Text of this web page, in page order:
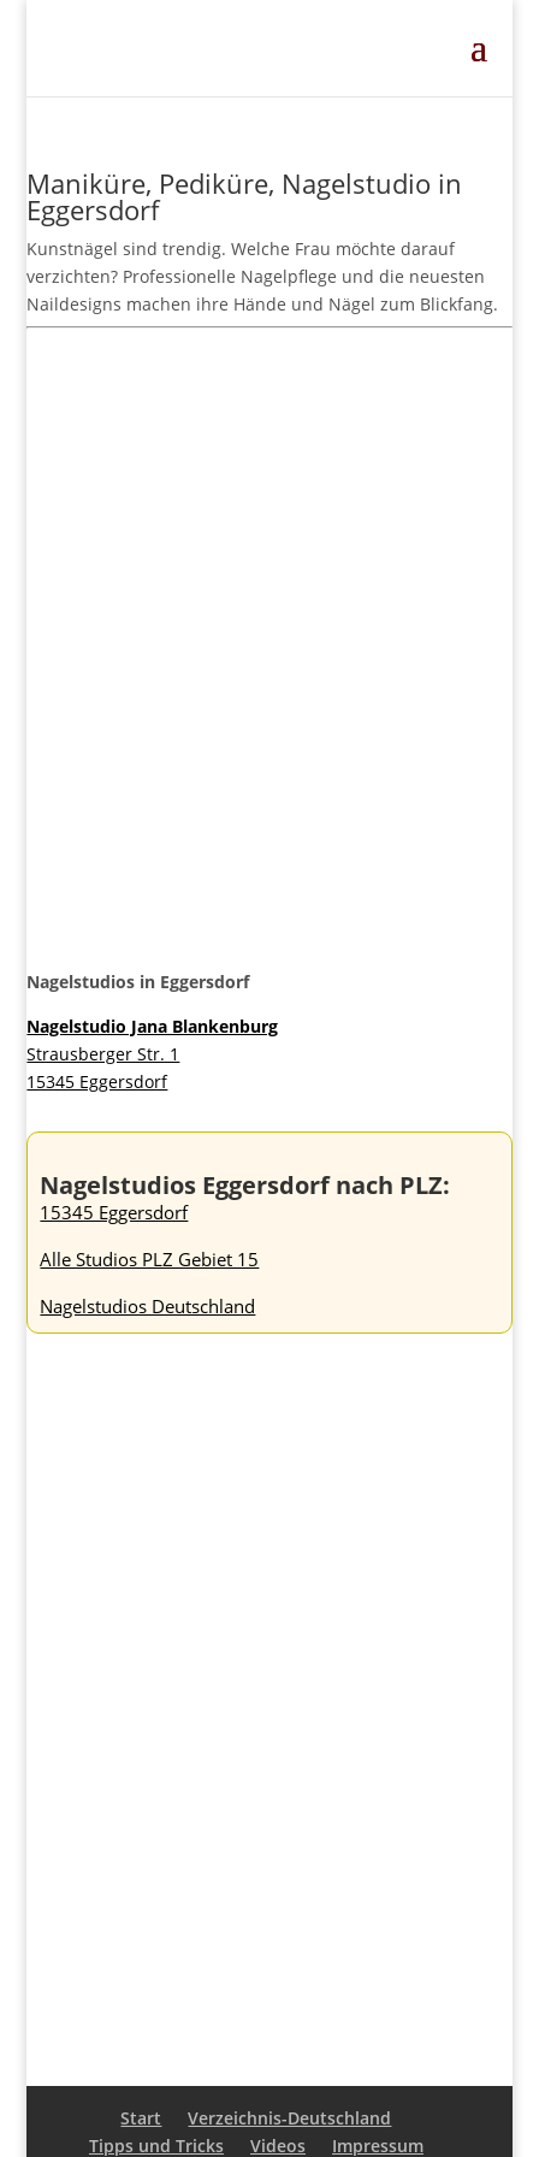
Maniküre, Pediküre, Nagelstudio in
Eggersdorf
Kunstnägel sind trendig. Welche Frau möchte darauf
verzichten? Professionelle Nagelpflege und die neuesten
Naildesigns machen ihre Hände und Nägel zum Blickfang.
Nagelstudios in Eggersdorf
Nagelstudio Jana Blankenburg
Strausberger Str. 1
15345 Eggersdorf
Nagelstudios Eggersdorf nach PLZ:
15345 Eggersdorf
Alle Studios PLZ Gebiet 15
Nagelstudios Deutschland
Start
Verzeichnis-Deutschland
Tipps und Tricks
Videos Impressum